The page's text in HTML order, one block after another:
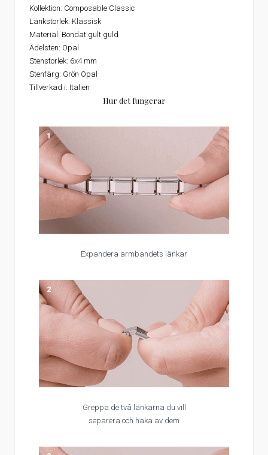
Kollektion: Composable Classic
Länkstorlek: Klassisk
Material: Bondat gult guld
Ädelsten: Opal
Stenstorlek: 6x4 mm
Stenfärg: Grön Opal
Tillverkad i: Italien
Hur det fungerar
1
Expandera armbandets länkar
2
Greppa de två länkarna du vill
separera och haka av dem